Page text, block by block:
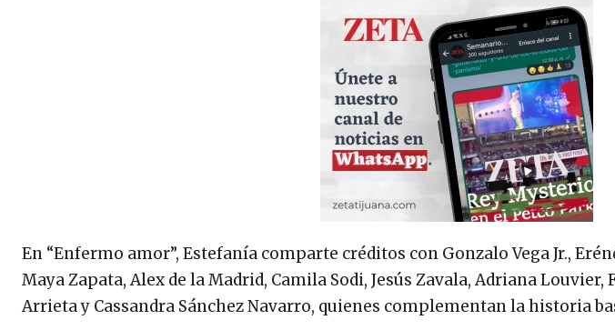
En “Enfermo amor”, Estefanía comparte créditos con Gonzalo Vega Jr.,
Maya Zapata, Alex de la Madrid, Camila Sodi, Jesús Zavala, Adriana Louvier,
Arrieta y Cassandra Sánchez Navarro, quienes complementan la historia